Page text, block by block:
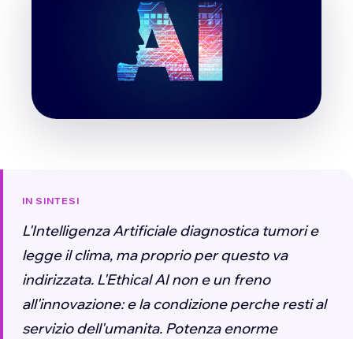
IN SINTESI
L'Intelligenza Artificiale diagnostica tumori e
legge il clima, ma proprio per questo va
indirizzata. L'Ethical AI non e un freno
all'innovazione: e la condizione perche resti al
servizio dell'umanita. Potenza enorme